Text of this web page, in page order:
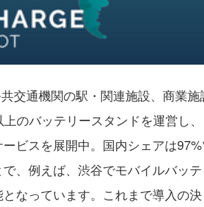
交通機関の駅・関連施設、商業
のバッテリースタンドを運営し
ビスを展開中。国内シェアは
で、例えば、渋谷でモバイルバッ
なっています。これまで導入の